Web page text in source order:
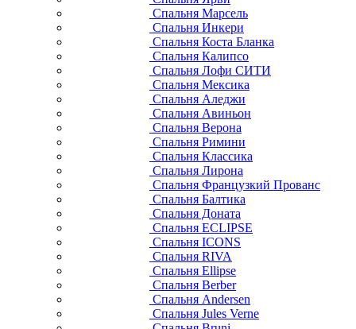
Спальня Марсель
Спальня Инкери
Спальня Коста Бланка
Спальня Калипсо
Спальня Лофи СИТИ
Спальня Мексика
Спальня Аледжи
Спальня Авиньон
Спальня Верона
Спальня Римини
Спальня Классика
Спальня Лирона
Спальня Французкий Прованс
Спальня Балтика
Спальня Доната
Спальня ECLIPSE
Спальня ICONS
Спальня RIVA
Спальня Ellipse
Спальня Berber
Спальня Andersen
Спальня Jules Verne